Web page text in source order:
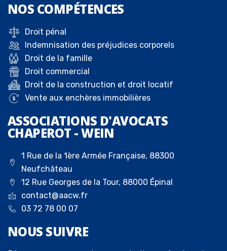
NOS COMPÉTENCES
Droit pénal
Indemnisation des préjudices corporels
Droit de la famille
Droit commercial
Droit de la construction et droit locatif
Vente aux enchères immobilières
ASSOCIATIONS D'AVOCATS
CHAPEROT - WEIN
1 Rue de la 1ère Armée Française, 88300
Neufchâteau
12 Rue Georges de la Tour, 88000 Épinal
contact@aacw.fr
03 72 78 00 07
NOUS SUIVRE